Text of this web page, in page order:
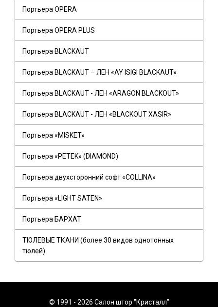
Портьера OPERA
Портьера OPERA PLUS
Портьера BLACKAUT
Портьера BLACKAUT – ЛЕН «AY ISIGI BLACKAUT»
Портьера BLACKAUT - ЛЕН «ARAGON BLACKOUT»
Портьера BLACKAUT - ЛЕН «BLACKOUT XASIR»
Портьера «MISKET»
Портьера «PETEK» (DIAMOND)
Портьера двухсторонний софт «COLLINA»
Портьера «LIGHT SATEN»
Портьера БАРХАТ
ТЮЛЕВЫЕ ТКАНИ (более 30 видов однотонных
тюлей)
© 1991 - 2026 Салон штор "Кристалл"